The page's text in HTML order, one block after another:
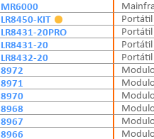
MR6000
LR8450-KIT
LR8431-20PRO
LR8431-20
LR8432-20
8972
8971
8970
8968
8967
8966
Portátil
Portátil
Portátil
Portátil